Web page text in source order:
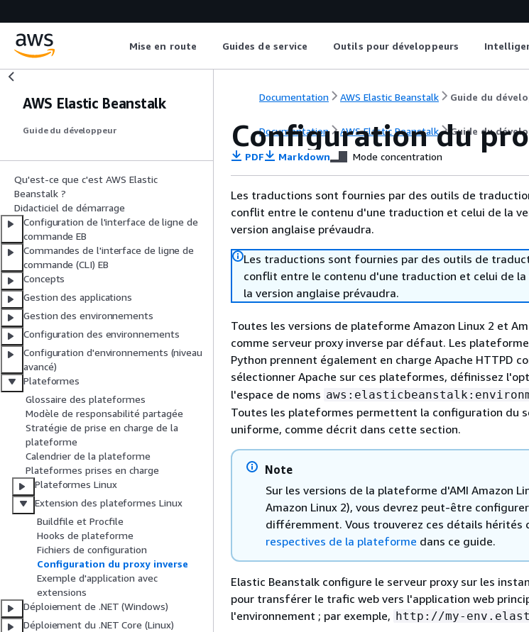
Mise en route Guides de service Outils pour développeurs
AWS Elastic Beanstalk
Guide du développeur
Qu'est-ce que c'est AWS Elastic
Beanstalk ?
Didacticiel de démarrage
Configuration de l'interface de ligne de
commande EB
Commandes de l'interface de ligne de
commande (CLI) EB
Concepts
Gestion des applications
Gestion des environnements
Configuration des environnements
Configuration d'environnements (niveau
avancé)
Plateformes
Glossaire des plateformes
Modèle de responsabilité partagée
Stratégie de prise en charge de la
plateforme
Calendrier de la plateforme
Plateformes prises en charge
Plateformes Linux
Extension des plateformes Linux
Buildfile et Procfile
Hooks de plateforme
Fichiers de configuration
Configuration du proxy inverse
Exemple d'application avec
extensions
Déploiement de .NET (Windows)
Déploiement du .NET Core (Linux)
Documentation AWS Elastic Beanstalk Guide du
Documentation AWS Elastic Beanstalk Guide du
Configuration du
PDF Markdown Mode concentration
Les traductions sont fournies par des outils de
conflit entre le contenu d'une traduction et celui de la
version anglaise prévaudra.
Les traductions sont fournies par des outils de
conflit entre le contenu d'une traduction et celui de la
la version anglaise prévaudra.
Toutes les versions de plateforme Amazon Linux 2 et
comme serveur proxy inverse par défaut. Les
Python prennent également en charge Apache HTTPD
sélectionner Apache sur ces plateformes, définissez
l'espace de noms
Toutes les plateformes permettent la configuration du
uniforme, comme décrit dans cette section.
Note
Sur les versions de la plateforme d'AMI Amazon
Amazon Linux 2), vous devrez peut-être
différemment. Vous trouverez ces détails hérités
respectives de la plateforme dans ce guide.
Elastic Beanstalk configure le serveur proxy sur les
pour transférer le trafic web vers l'application web
l'environnement ; par exemple, http://my-